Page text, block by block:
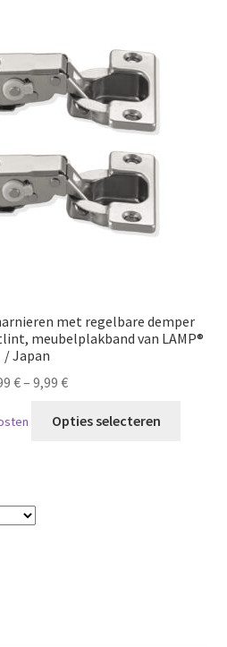
met regelbare demper
meubelplakband van LAMP®
/ Japan
€– 9,99 €
Opties selecteren